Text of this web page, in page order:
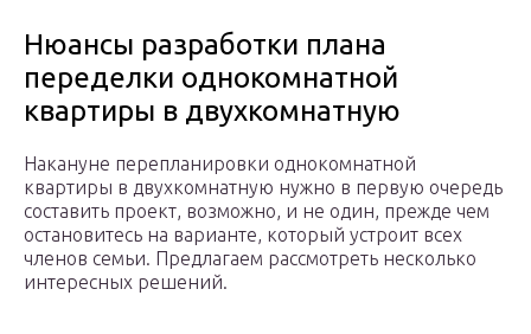
Нюансы разработки плана
переделки однокомнатной
квартиры в двухкомнатную
Накануне перепланировки однокомнатной
квартиры в двухкомнатную нужно в первую очередь
составить проект, возможно, и не один, прежде чем
остановитесь на варианте, который устроит всех
членов семьи. Предлагаем рассмотреть несколько
интересных решений.